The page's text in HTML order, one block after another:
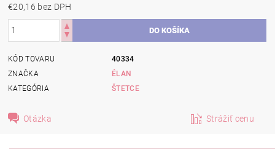
€20,16 bez DPH
KÓD TOVARU
40334
ZNAČKA
ÉLAN
KATEGÓRIA
ŠTETCE
Otázka Strážiť cenu